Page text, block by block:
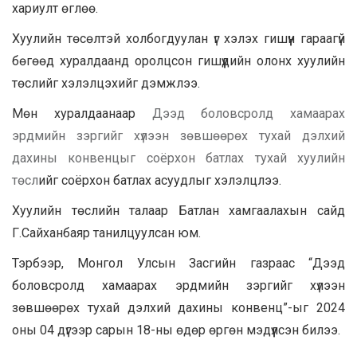
хариулт өглөө.
Хуулийн төсөлтэй холбогдуулан үг хэлэх гишүүн гараагүй
бөгөөд хуралдаанд оролцсон гишүүдийн олонх хуулийн
төслийг хэлэлцэхийг дэмжлээ.
Мөн хуралдаанаар Дээд боловсролд хамаарах
эрдмийн зэргийг хүлээн зөвшөөрөх тухай дэлхий
дахины конвенцыг соёрхон батлах тухай хуулийн
төслийг соёрхон батлах асуудлыг хэлэлцлээ.
Хуулийн төслийн талаар Батлан хамгаалахын сайд
Г.Сайханбаяр танилцуулсан юм.
Тэрбээр, Монгол Улсын Засгийн газраас “Дээд
боловсролд хамаарах эрдмийн зэргийг хүлээн
зөвшөөрөх тухай дэлхий дахины конвенц”-ыг 2024
оны 04 дүгээр сарын 18-ны өдөр өргөн мэдүүлсэн билээ.